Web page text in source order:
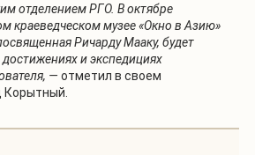
отделением РГО. В октябре
краеведческом музее «Окно в Азию»
Ричарду Мааку, будет
и экспедициях
— отметил в своем
Корытный.